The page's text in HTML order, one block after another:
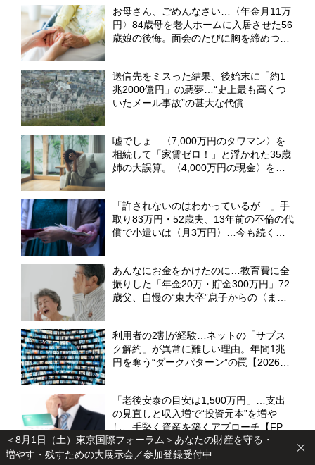
＜8月1日（土）東京国際フォーラム＞あなたの財産を守る・
増やす・残すための大展示会／参加登録受付中
お母さん、ごめんなさい…〈年金月11万
円〉84歳母を老人ホームに入居させた56
歳娘の後悔。面会のたびに胸を締めつけ
送信先をミスった結果、後始末に「約1
兆2000億円」の悪夢…“史上最も高くつ
いたメール事故”の甚大な代償
嘘でしょ…〈7,000万円のタワマン〉を
相続して「家賃ゼロ！」と浮かれた35歳
姉の大誤算。〈4,000万円の現金〉を継
「許されないのはわかっているが…」手
取り83万円・52歳夫、13年前の不倫の代
償で小遣いは〈月3万円〉…今も続く専
あんなにお金をかけたのに…教育費に全
振りした「年金20万・貯金300万円」72
歳父、自慢の“東大卒”息子からの〈まさ
利用者の2割が経験…ネットの「サブス
ク解約」が異常に難しい理由。年間1兆
円を奪う“ダークパターン”の罠【2026年
「老後安泰の目安は1,500万円」…支出
の見直しと収入増で“投資元本”を増や
し、手堅く資産を築くアプローチ【FPが
試算】